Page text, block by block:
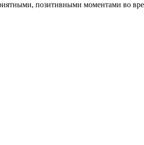
позитивными моментами во